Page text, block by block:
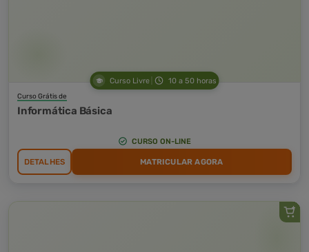
Curso Livre 10 a 50 horas
Curso Grátis de
Informática Básica
CURSO ON-LINE
DETALHES MATRICULAR AGORA